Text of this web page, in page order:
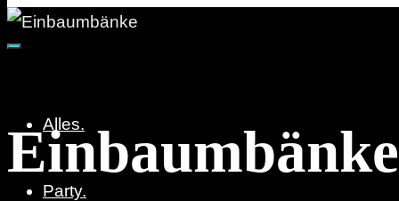
Alles.
Party.
Einbaumbänke